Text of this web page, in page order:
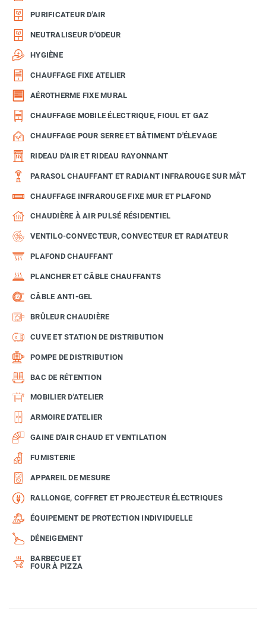
PURIFICATEUR D'AIR
NEUTRALISEUR D'ODEUR
HYGIÈNE
CHAUFFAGE FIXE ATELIER
AÉROTHERME FIXE MURAL
CHAUFFAGE MOBILE ÉLECTRIQUE, FIOUL ET GAZ
CHAUFFAGE POUR SERRE ET BÂTIMENT D'ÉLEVAGE
RIDEAU D'AIR ET RIDEAU RAYONNANT
PARASOL CHAUFFANT ET RADIANT INFRAROUGE SUR MÂT
CHAUFFAGE INFRAROUGE FIXE MUR ET PLAFOND
CHAUDIÈRE À AIR PULSÉ RÉSIDENTIEL
VENTILO-CONVECTEUR, CONVECTEUR ET RADIATEUR
PLAFOND CHAUFFANT
PLANCHER ET CÂBLE CHAUFFANTS
CÂBLE ANTI-GEL
BRÛLEUR CHAUDIÈRE
CUVE ET STATION DE DISTRIBUTION
POMPE DE DISTRIBUTION
BAC DE RÉTENTION
MOBILIER D'ATELIER
ARMOIRE D'ATELIER
GAINE D'AIR CHAUD ET VENTILATION
FUMISTERIE
APPAREIL DE MESURE
RALLONGE, COFFRET ET PROJECTEUR ÉLECTRIQUES
ÉQUIPEMENT DE PROTECTION INDIVIDUELLE
DÉNEIGEMENT
BARBECUE ET
FOUR À PIZZA